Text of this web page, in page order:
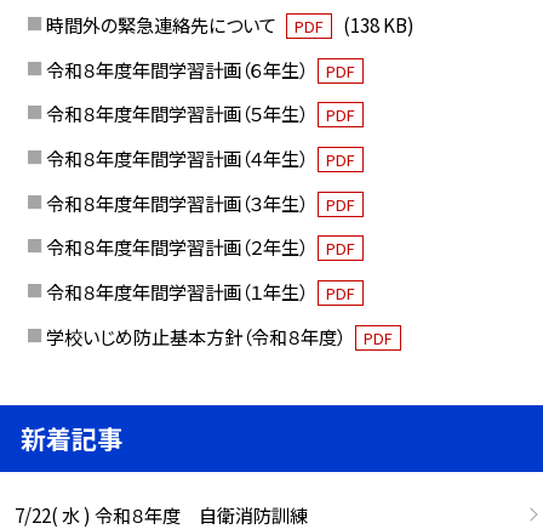
時間外の緊急連絡先について PDF
(138 KB)
令和８年度年間学習計画（６年生）
PDF
令和８年度年間学習計画（５年生） PDF
令和８年度年間学習計画（４年生） PDF
令和８年度年間学習計画（３年生） PDF
令和８年度年間学習計画（２年生） PDF
令和８年度年間学習計画（１年生） PDF
学校いじめ防止基本方針（令和８年度） PDF
新着記事
7/22( 水 ) 令和８年度 自衛消防訓練